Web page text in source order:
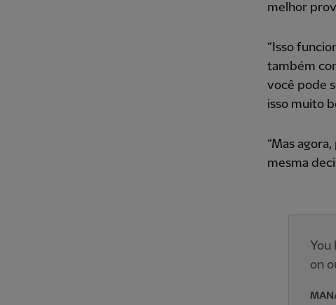
melhor
“Isso
também
você pode
isso muito
“Mas
mesma
You
on